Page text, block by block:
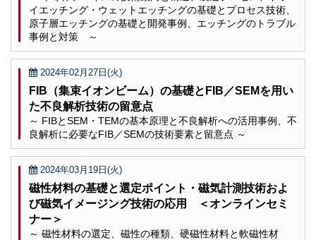
イエッチング・ウェットエッチングの基礎とプロセス技術、
原子層エッチングの基礎と開発事例、エッチングのトラブル
事例と対策 ～
2024年02月27日(火)
FIB（集束イオンビーム）の基礎とFIB／SEMを用い
た不良解析技術の留意点
～ FIBとSEM・TEMの基本原理と不良解析への活用事例、不
良解析に必要なFIB／SEMの技術要素と留意点 ～
2024年03月19日(火)
磁性材料の基礎と選定ポイント・磁気計測技術およ
び磁気イメージング技術の応用 ＜オンラインセミ
ナー＞
～ 磁性材料の選定、磁性の種類、硬磁性材料と軟磁性材